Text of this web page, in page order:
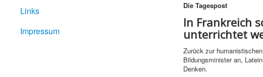
Links
Impressum
Die Tagespost
In Frankreich
unterrichtet
Zurück zur
Bildungsminister an,
Denken.